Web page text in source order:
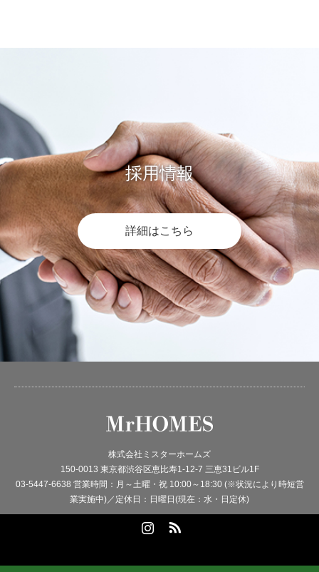
採用情報
詳細はこちら
株式会社ミスターホームズ
150-0013 東京都渋谷区恵比寿1-12-7 三恵31ビル1F
03-5447-6638 営業時間：月～土曜・祝 10:00～18:30 (※状況により時短営
業実施中)／定休日：日曜日(現在：水・日定休)